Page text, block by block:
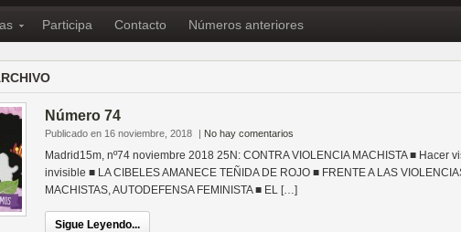
Participa Contacto Números anteriores
Número 74
Publicado en 16 noviembre, 2018 | No hay comentarios
Madrid15m, nº74 noviembre 2018 25N: CONTRA VIOLENCIA MACHISTA ■ Hacer
invisible ■ LA CIBELES AMANECE TEÑIDA DE ROJO ■ FRENTE A LAS
MACHISTAS, AUTODEFENSA FEMINISTA ■ EL […]
Sigue Leyendo...